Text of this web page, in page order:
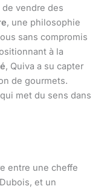
vendre des
, une philosophie
sans compromis
à la
, Quiva a su capter
de gourmets.
met du sens dans
entre une cheffe
et un